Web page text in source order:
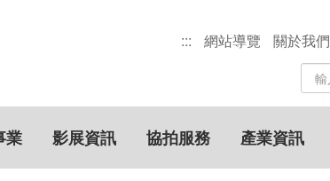
::: 網站導覽 關於我們
站
內
搜
尋
關
鍵
業 影展資訊 協拍服務 產業資訊